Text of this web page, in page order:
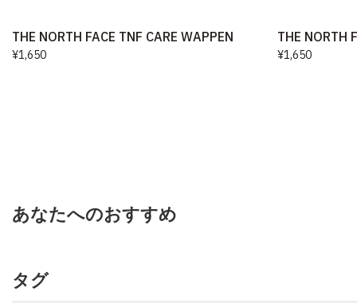
THE NORTH FACE TNF CARE WAPPEN
¥1,650
THE NORTH
¥1,650
あなたへのおすすめ
タグ